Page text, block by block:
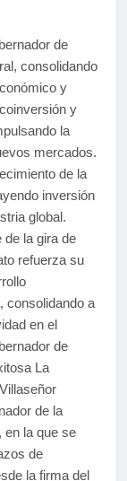
de
consolidando
y
y
la
mercados.
de la
inversión
global.
de la gira de
refuerza su
consolidando a
en el
de
La
de la
en la que se
de
la firma del